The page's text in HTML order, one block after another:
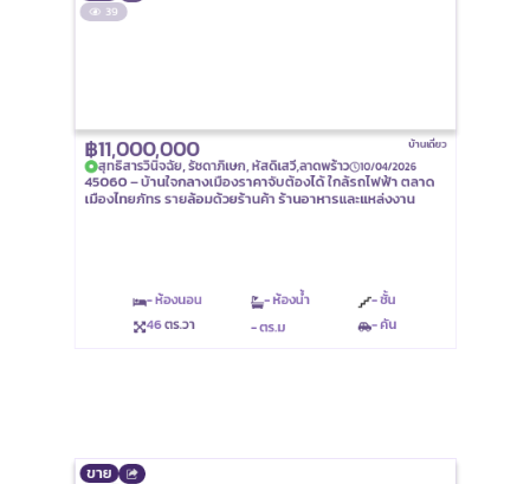
฿11,000,000 บ้านเดี่ยว
สุทธิสารวินิจฉัย, รัชดาภิเษก, หัสดิเสวี,ลาดพร้าว 10/04/2026
45060 – บ้านใจกลางเมืองราคาจับต้องได้ ใกล้รถไฟฟ้า ตลาด
เมืองไทยภัทร รายล้อมด้วยร้านค้า ร้านอาหารและแหล่งงาน
- ห้องนอน - ห้องน้ำ
13